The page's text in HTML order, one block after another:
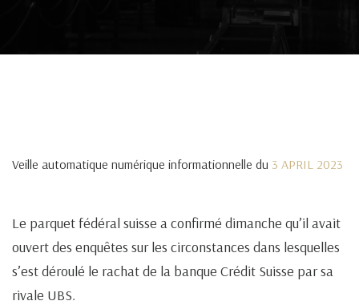
Veille automatique numérique informationnelle du 3 APRIL 2023
Le parquet fédéral suisse a confirmé dimanche qu’il avait
ouvert des enquêtes sur les circonstances dans lesquelles
s’est déroulé le rachat de la banque Crédit Suisse par sa
rivale UBS.